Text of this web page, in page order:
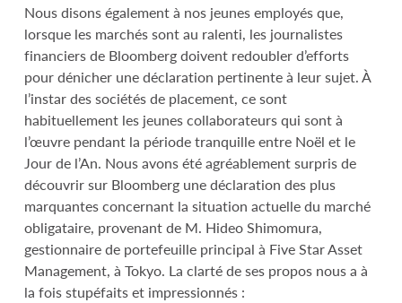
Nous disons également à nos jeunes employés que,
lorsque les marchés sont au ralenti, les journalistes
financiers de Bloomberg doivent redoubler d’efforts
pour dénicher une déclaration pertinente à leur sujet. À
l’instar des sociétés de placement, ce sont
habituellement les jeunes collaborateurs qui sont à
l’œuvre pendant la période tranquille entre Noël et le
Jour de l’An. Nous avons été agréablement surpris de
découvrir sur Bloomberg une déclaration des plus
marquantes concernant la situation actuelle du marché
obligataire, provenant de M. Hideo Shimomura,
gestionnaire de portefeuille principal à Five Star Asset
Management, à Tokyo. La clarté de ses propos nous a à
la fois stupéfaits et impressionnés :